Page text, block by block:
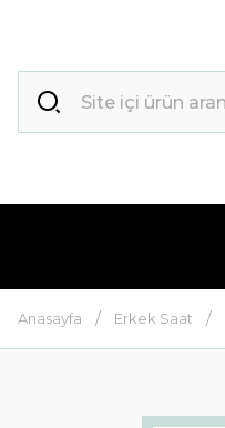
Anasayfa Erkek Saat